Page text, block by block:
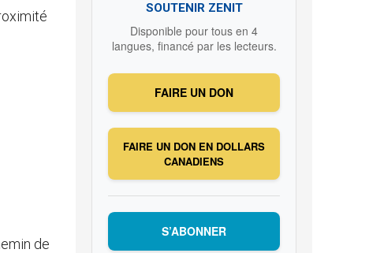
de
SOUTENIR ZENIT
Disponible pour tous en 4
langues, financé par les lecteurs.
FAIRE UN DON
FAIRE UN DON EN DOLLARS
CANADIENS
S’ABONNER